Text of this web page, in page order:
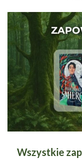
Wszystkie